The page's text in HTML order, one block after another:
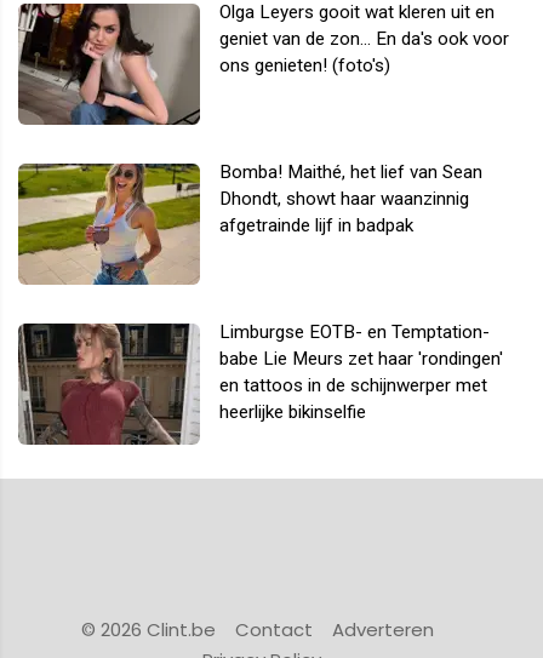
Olga Leyers gooit wat kleren uit en
geniet van de zon... En da's ook voor
ons genieten! (foto's)
Bomba! Maithé, het lief van Sean
Dhondt, showt haar waanzinnig
afgetrainde lijf in badpak
Limburgse EOTB- en Temptation-
babe Lie Meurs zet haar 'rondingen'
en tattoos in de schijnwerper met
heerlijke bikinselfie
© 2026 Clint.be Contact
Adverteren